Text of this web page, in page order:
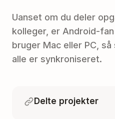
Uanset om du deler
kolleger, er Android-
bruger Mac eller PC,
alle er synkroniseret.
Delte projekter